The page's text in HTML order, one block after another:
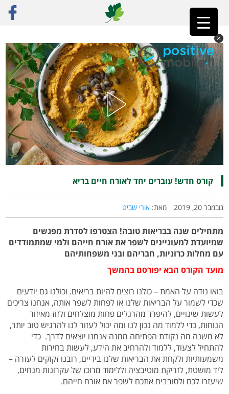
ראשי»פוסט נבחר קורס חדש! עוברים יחד לאורח חיים בריא
קורס חדש! עוברים יחד לאורח חיים בריא
נובמבר 20, 2019 מאת: אורי שביט
מתחילים שנה בבריאות טובה! הצטרפו לסדרת מפגשים
שמיועדת למעוניינים לשפר את אורח חייהם ולמי שמתמודדים
עם מחלות כרוניות, חבריהם ובני משפחותיהם
מועד הקורס הבא יפורסם בהמשך
בואו נודה על האמת – כולנו רוצים להיות בריאים. וכולנו גם יודעים
שכדי לשמור על הבריאות שלנו או לפחות לשפר אותה, אנחנו צריכים
לעשות שינויים, להיפרד מהרגלים פחות מוצלחים ולזוז מאיזור
הנוחות, כדי ללמוד מה נכון לנו ומה יכול לעזור לנו להרגיש טוב יותר,
לא משנה מה נקודת הפתיחה ממנה אנחנו יוצאים לדרך. כדי
להתחיל לצעוד, ללמוד ולהרחיב את הידע, לעשות בחירות
משמעותיות ולקחת את הבריאות שלנו בידיים, רובנו זקוקים לעזרה –
ליד מושטת, לזריקת מוטיבציה וללימוד מרוכז של עקרונות מנחים,
שיעזרו לכם ולסובבים אתכם לשפר את אורח חייהם.